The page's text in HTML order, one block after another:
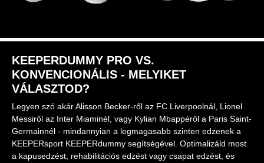
KEEPERDUMMY PRO VS.
KONVENCIONÁLIS - MELYIKET
VÁLASZTOD?
Legyen szó akár Alisson Becker-ről az FC Liverpoolnál, Lionel
Messiről az Inter Miaminél, vagy Kylian Mbappéről a Paris Saint-
Germainnél - mindannyian a legmagasabb szinten edzenek a
KEEPERsport KEEPERdummy segítségével. Optimalizáld most
a kapusedzést, rehabilitációs edzést vagy csapat edzést, és